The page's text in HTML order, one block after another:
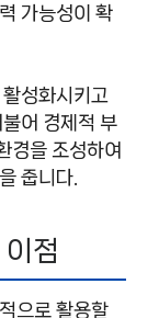
가능성이 확
성화시키고
어 경제적 부
경을 조성하여
줍니다.
점
으로 활용할